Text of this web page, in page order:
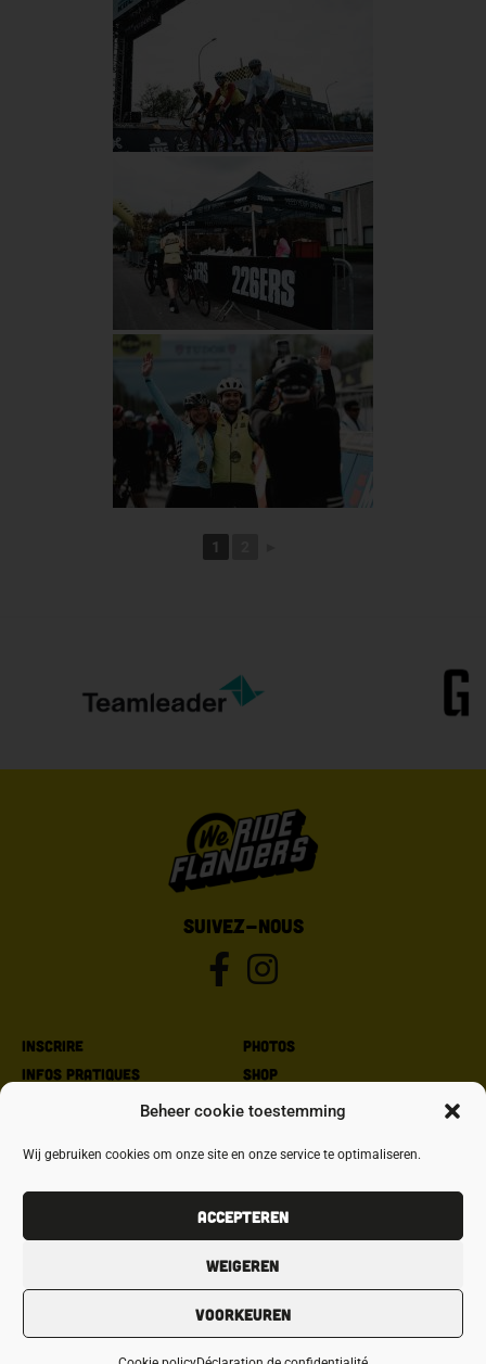
Beheer cookie toestemming
Wij gebruiken cookies om onze site en onze service te optimaliseren.
Accepteren
Weigeren
Voorkeuren
1
SUIVEZ-NOUS
Inscrire
Infos pratiques
Photos
Shop
Partenaires
Privacy policy